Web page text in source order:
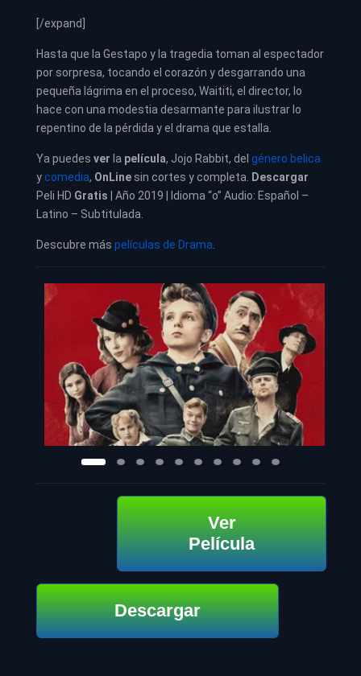
[/expand]
Hasta que la Gestapo y la tragedia toman al espectador
por sorpresa, tocando el corazón y desgarrando una
pequeña lágrima en el proceso, Waititi, el director, lo
hace con una modestia desarmante para ilustrar lo
repentino de la pérdida y el drama que estalla.
Ya puedes ver la película, Jojo Rabbit, del género belica
ycomedia, OnLine sin cortes y completa.
Descargar
Peli HD Gratis | Año 2019 | Idioma “o” Audio: Español –
Latino – Subtitulada.
Descubre más películas de Drama
Ver
Película
Descargar